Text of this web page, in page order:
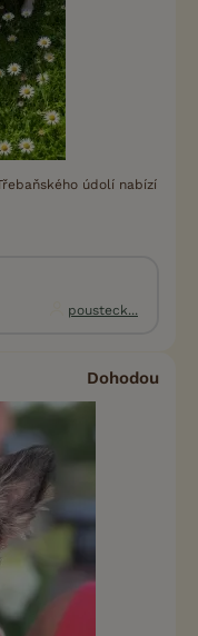
údolí nabízí
pousteck...
Dohodou